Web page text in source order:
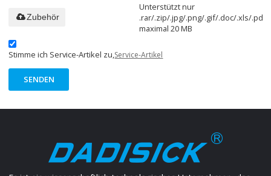
Unterstützt nur
.rar/.zip/.jpg/.png/.gif/.doc/.xls/.pdf,
maximal 20 MB
Zubehör
Stimme ich Service-Artikel zu,Service-Artikel
SENDEN